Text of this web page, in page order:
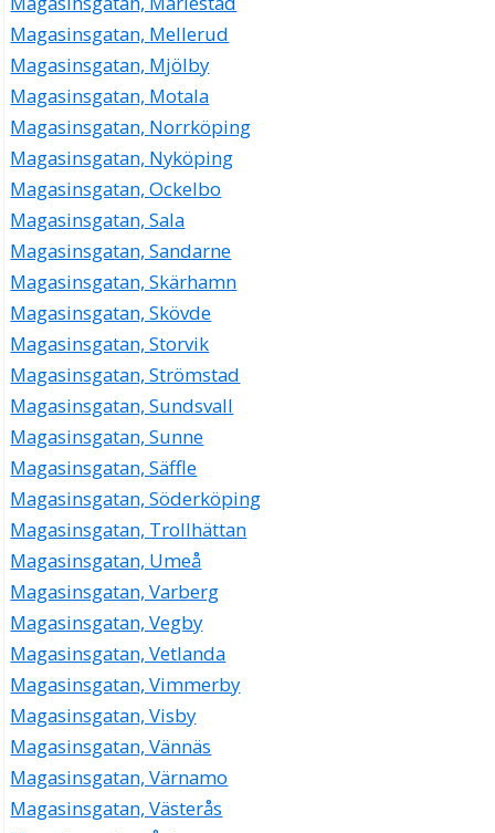
Magasinsgatan, Mellerud
Magasinsgatan, Mjölby
Magasinsgatan, Motala
Magasinsgatan, Norrköping
Magasinsgatan, Nyköping
Magasinsgatan, Ockelbo
Magasinsgatan, Sala
Magasinsgatan, Sandarne
Magasinsgatan, Skärhamn
Magasinsgatan, Skövde
Magasinsgatan, Storvik
Magasinsgatan, Strömstad
Magasinsgatan, Sundsvall
Magasinsgatan, Sunne
Magasinsgatan, Säffle
Magasinsgatan, Söderköping
Magasinsgatan, Trollhättan
Magasinsgatan, Umeå
Magasinsgatan, Varberg
Magasinsgatan, Vegby
Magasinsgatan, Vetlanda
Magasinsgatan, Vimmerby
Magasinsgatan, Visby
Magasinsgatan, Vännäs
Magasinsgatan, Värnamo
Magasinsgatan, Västerås